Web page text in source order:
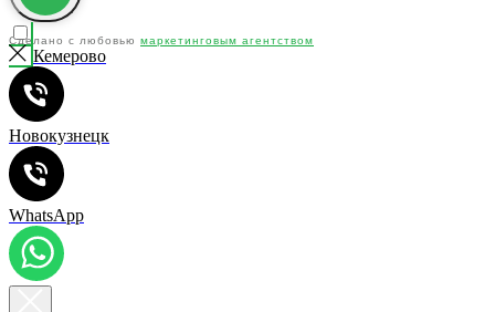
Сделано с любовью маркетинговым агентством
"YMC"Кемерово
Новокузнецк
WhatsApp